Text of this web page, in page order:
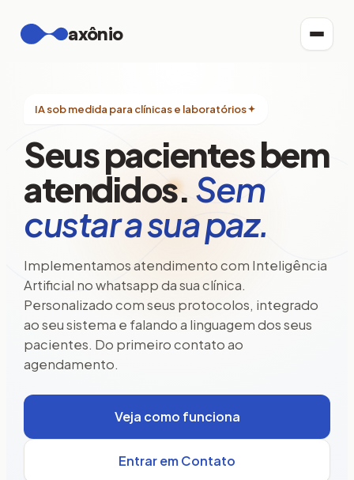
axônio
IA sob medida para clínicas e laboratórios
Seus pacientes bem
atendidos. Sem
custar a sua paz.
Implementamos atendimento com Inteligência
Artificial no whatsapp da sua clínica.
Personalizado com seus protocolos, integrado
ao seu sistema e falando a linguagem dos seus
pacientes. Do primeiro contato ao
agendamento.
Veja como funciona
Entrar em Contato